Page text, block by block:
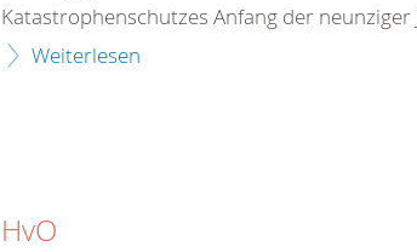
Katastrophenschutzes Anfang der
Weiterlesen
HvO